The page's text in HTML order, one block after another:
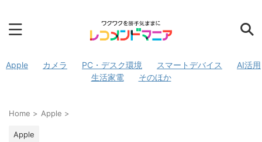
Apple カメラ PC・デスク環境 スマートデバイス
AI活用
生活家電
そのほか
Home > Apple >
Apple